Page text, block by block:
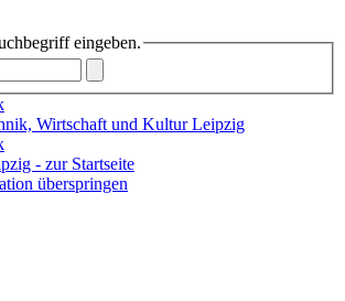
eingeben.
Wirtschaft und Kultur Leipzig
überspringen